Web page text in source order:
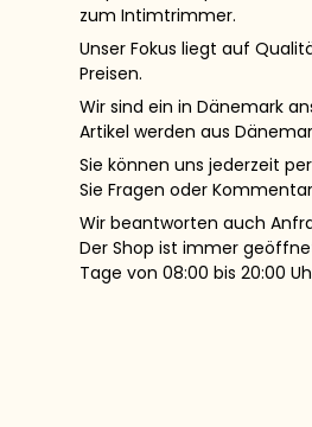
zum Intimtrimmer.
Unser Fokus liegt auf
Preisen.
Wir sind ein in Dänemark
Artikel werden aus
Sie können uns jederzeit
Sie Fragen oder
Wir beantworten auch
Der Shop ist immer
Tage von 08:00 bis 20:00